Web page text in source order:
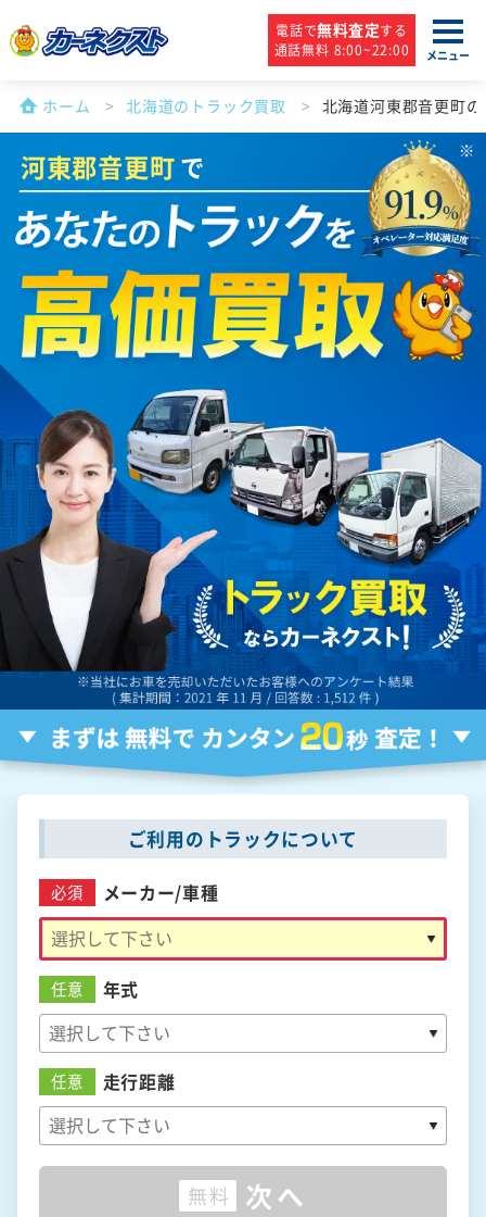
電話で無料査定する
通話無料 8:00~22:00
メニュー
ホーム 北海道のトラック買取 北海道河東郡音更町
河東郡音更町で
ご利用のトラックについて
必須 メーカー/車種
任意 年式
任意 走行距離
無料 次へ